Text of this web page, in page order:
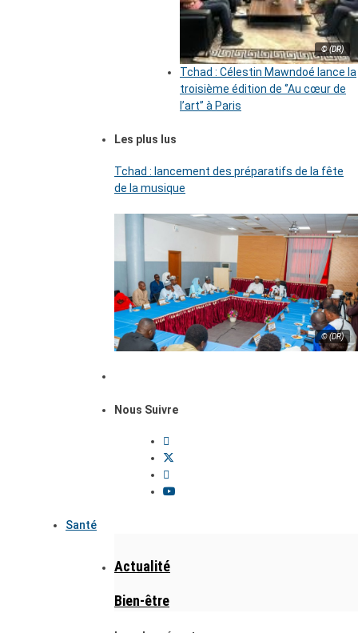
© (DR)
Tchad : Célestin Mawndoé lance la
troisième édition de ‘’Au cœur de
l’art’’ à Paris
Les plus lus
Tchad : lancement des préparatifs de la fête
de la musique
© (DR)
Nous Suivre
Santé
Actualité
Bien-être